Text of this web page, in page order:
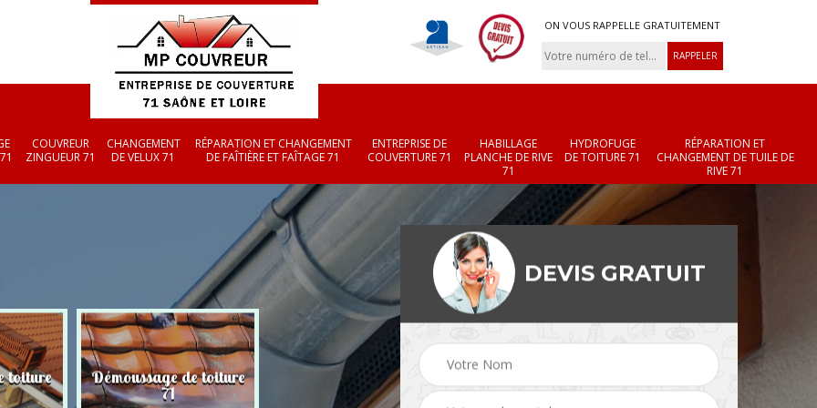
ON VOUS RAPPELLE GRATUITEMENT
COUVREUR
ZINGUEUR 71
CHANGEMENT
DE VELUX 71
RÉPARATION ET CHANGEMENT
DE FAÎTIÈRE ET FAÎTAGE 71
ENTREPRISE DE
COUVERTURE 71
HABILLAGE
PLANCHE DE RIVE
71
HYDROFUGE
DE TOITURE 71
RÉPARATION ET
CHANGEMENT DE TUILE DE
RIVE 71
toiture Démoussage de toiture
71 Couvreur zingueur 71 Changement de velux
71
Réparation et
changement de
et faîtage 71
DEVIS GRATUIT